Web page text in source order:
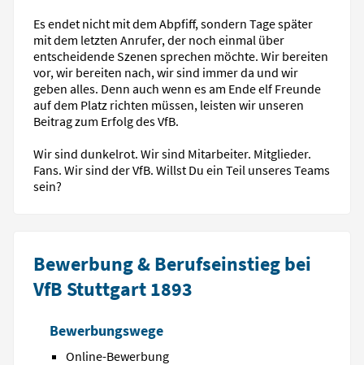
Es endet nicht mit dem Abpfiff, sondern Tage später
mit dem letzten Anrufer, der noch einmal über
entscheidende Szenen sprechen möchte. Wir bereiten
vor, wir bereiten nach, wir sind immer da und wir
geben alles. Denn auch wenn es am Ende elf Freunde
auf dem Platz richten müssen, leisten wir unseren
Beitrag zum Erfolg des VfB.
Wir sind dunkelrot. Wir sind Mitarbeiter. Mitglieder.
Fans. Wir sind der VfB. Willst Du ein Teil unseres Teams
sein?
Bewerbung & Berufseinstieg bei
VfB Stuttgart 1893
Bewerbungswege
Online-Bewerbung